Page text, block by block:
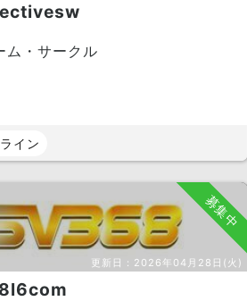
ム・サークル
イン
募集中
更新日： 2026年04月28日(火)